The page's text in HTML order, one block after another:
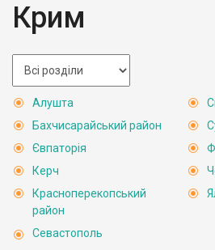
Крим
Алушта
Бахчисарайський район
Євпаторія
Керч
Красноперекопський
район
Севастополь